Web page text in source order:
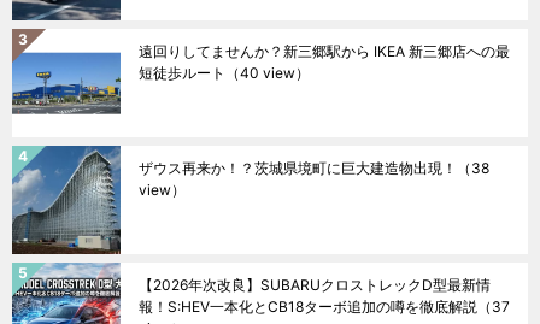
遠回りしてませんか？新三郷駅から IKEA 新三郷店への最
短徒歩ルート
（40 view）
ザウス再来か！？茨城県境町に巨大建造物出現！
（38
view）
【2026年次改良】SUBARUクロストレックD型最新情
報！S:HEV一本化とCB18ターボ追加の噂を徹底解説 （37